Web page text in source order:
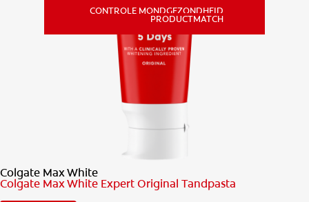
CONTROLE MONDGEZONDHEID
CONTROLE MONDGEZONDHEID
PRODUCTMATCH
Colgate Max White
Colgate Max White Expert Original Tandpasta